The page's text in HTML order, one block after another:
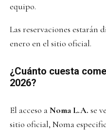
equipo.
Las reservaciones estarán
enero en el sitio oficial.
¿Cuánto cuesta
2026?
El acceso aNoma L.A. se
sitio oficial, Noma